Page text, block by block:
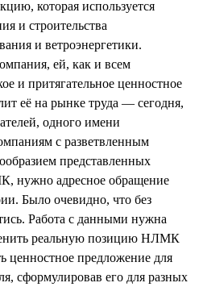
которая используется
и строительства
и ветроэнергетики.
ей, как и всем
и притягательное ценностное
её на рынке труда — сегодня,
одного имени
с разветвленным
представленных
нужно адресное обращение
Было очевидно, что без
Работа с данными нужна
реальную позицию НЛМК
ценностное предложение для
сформулировав его для разных